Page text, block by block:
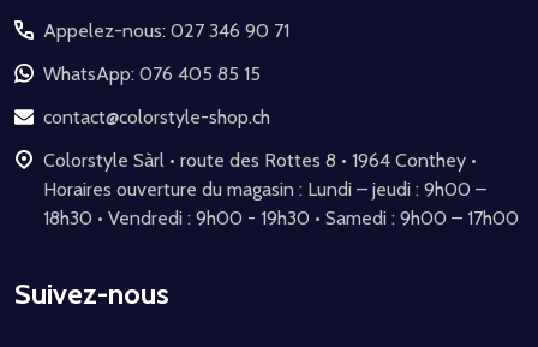
pied
de
page
Appelez-nous: 027 346 90 71
WhatsApp: 076 405 85 15
contact@colorstyle-shop.ch
Colorstyle Sàrl • route des Rottes 8 • 1964 Conthey •
Horaires ouverture du magasin : Lundi – jeudi : 9h00 –
18h30 • Vendredi : 9h00 - 19h30 • Samedi : 9h00 – 17h00
Suivez-nous